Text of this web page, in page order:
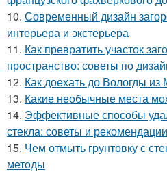
10. Современный дизайн
интерьера и экстерьера
11. Как превратить участок
пространство: советы по
12. Как доехать до Вологды из
13. Какие необычные места
14. Эффективные способы
стекла: советы и рекомендации
15. Чем отмыть грунтовку с
методы